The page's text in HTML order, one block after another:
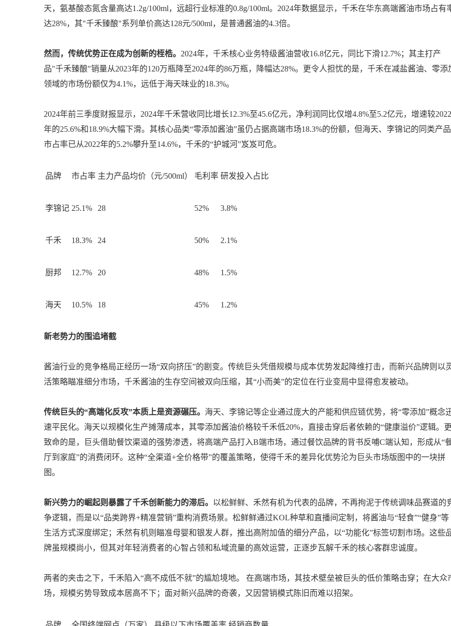
天，氨基酸态氮含量高达1.2g/100ml，远超行业标准的0.8g/100ml。2024年数据显示，千禾在华东高端酱油市场占有
达28%，其"千禾臻酿"系列单价高达128元/500ml，是普通酱油的4.3倍。
然而，传统优势正在成为创新的桎梏。 2024年，千禾核心业务特级酱油营收16.8亿元，同比下滑12.7%；其主打产
品"千禾臻酿"销量从2023年的120万瓶降至2024年的86万瓶，降幅达28%。更令人担忧的是，千禾在减盐酱油、零添
领域的市场份额仅为4.1%，远低于海天味业的18.3%。
2024年前三季度财报显示，2024年千禾营收同比增长12.3%至45.6亿元，净利润同比仅增4.8%至5.2亿元，增速较2022
年的25.6%和18.9%大幅下滑。其核心品类“零添加酱油”虽仍占据高端市场18.3%的份额，但海天、李锦记的同类产品
市占率已从2022年的5.2%攀升至14.6%，千禾的“护城河”岌岌可危。
品牌 市占率 主力产品均价（元/500ml） 毛利率 研发投入占比
李锦记 25.1% 28 52% 3.8%
千禾 18.3% 24 50% 2.1%
厨邦 12.7% 20 48% 1.5%
海天 10.5% 18 45% 1.2%
新老势力的围追堵截
酱油行业的竞争格局正经历一场“双向挤压”的剧变。传统巨头凭借规模与成本优势发起降维打击，而新兴品牌则以
活策略瞄准细分市场，千禾酱油的生存空间被双向压缩，其“小而美”的定位在行业变局中显得愈发被动。
传统巨头的“高端化反攻”本质上是资源碾压。 海天、李锦记等企业通过庞大的产能和供应链优势，将“零添加”概念
速平民化。海天以规模化生产摊薄成本，其零添加酱油价格较千禾低20%，直接击穿后者依赖的“健康溢价”逻辑。
致命的是，巨头借助餐饮渠道的强势渗透，将高端产品打入B端市场，通过餐饮品牌的背书反哺C端认知，形成从“
厅到家庭”的消费闭环。这种“全渠道+全价格带”的覆盖策略，使得千禾的差异化优势沦为巨头市场版图中的一块拼
图。
新兴势力的崛起则暴露了千禾创新能力的滞后。 以松鲜鲜、禾然有机为代表的品牌，不再拘泥于传统调味品赛道的
争逻辑，而是以“品类跨界+精准营销”重构消费场景。松鲜鲜通过KOL种草和直播间定制，将酱油与“轻食”“健身”等
生活方式深度绑定；禾然有机则瞄准母婴和银发人群，推出高附加值的细分产品，以“功能化”标签切割市场。这些
牌虽规模尚小，但其对年轻消费者的心智占领和私域流量的高效运营，正逐步瓦解千禾的核心客群忠诚度。
两者的夹击之下，千禾陷入“高不成低不就”的尴尬境地。 在高端市场，其技术壁垒被巨头的低价策略击穿；在大众
场，规模劣势导致成本居高不下；面对新兴品牌的奇袭，又因营销模式陈旧而难以招架。